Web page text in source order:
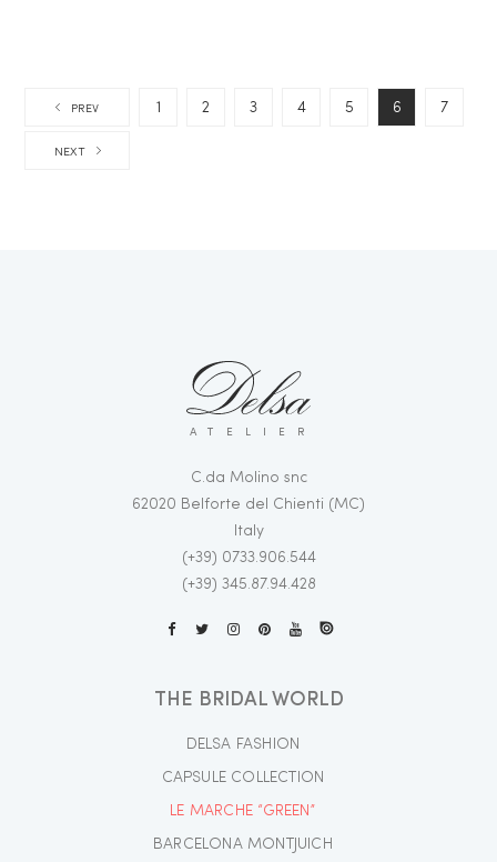
PREV 1 2 3 4 5 6 7
NEXT
ATELIER
C.da Molino snc
62020 Belforte del Chienti (MC)
Italy
(+39) 0733.906.544
(+39) 345.87.94.428
THE BRIDAL WORLD
DELSA FASHION
CAPSULE COLLECTION
LE MARCHE “GREEN”
BARCELONA MONTJUICH